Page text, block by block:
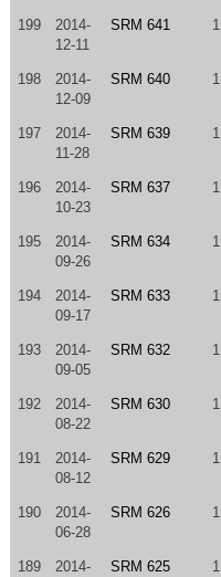
199
2014-
12-11
SRM 641 1
198
2014-
12-09
SRM 640 1
197
2014-
11-28
SRM 639 1
196
2014-
10-23
SRM 637 1
195
2014-
09-26
SRM 634 1
194
2014-
09-17
SRM 633 1
193
2014-
09-05
SRM 632 1
192
2014-
08-22
SRM 630 1
191
2014-
08-12
SRM 629 1
190
2014-
06-28
SRM 626 1
189
2014-
SRM 625 1